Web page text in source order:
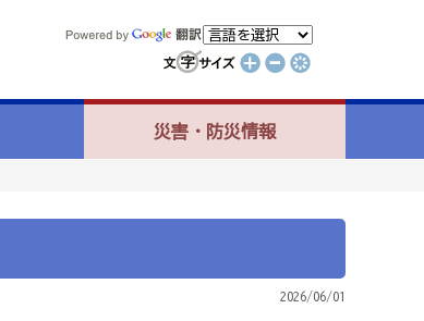
災害・防災情報
2026/06/01